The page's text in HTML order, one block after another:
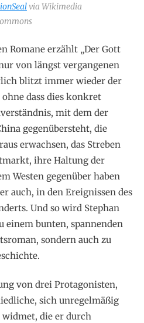
via Wikimedia
Romane erzählt „Der Gott
von längst vergangenen
blitzt immer wieder der
dass dies konkret
mit dem der
gegenübersteht, die
erwachsen, das Streben
ihre Haltung der
Westen gegenüber haben
auch, in den Ereignissen des
Und so wird Stephan
einem bunten, spannenden
sondern auch zu
von drei Protagonisten,
sich unregelmäßig
die er durch